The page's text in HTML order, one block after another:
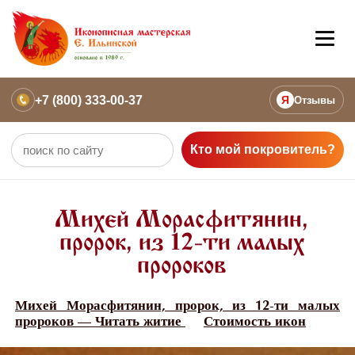
+7 (800) 333-00-37 Я Отзывы
Кто мой покровитель?
Михей Морасфитянин,
пророк, из 12-ти малых
пророков
Михей Морасфитянин, пророк, из 12-ти малых
пророков — Читать житие
Стоимость икон